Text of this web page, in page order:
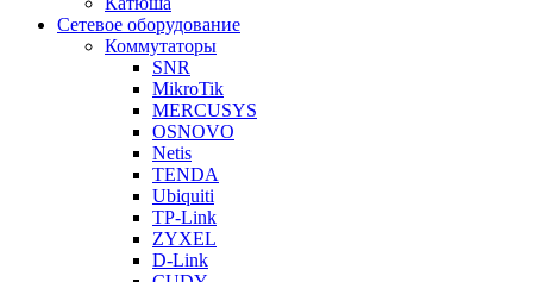
Сетевое оборудование
Коммутаторы
SNR
MikroTik
MERCUSYS
OSNOVO
Netis
TENDA
Ubiquiti
TP-Link
ZYXEL
D-Link